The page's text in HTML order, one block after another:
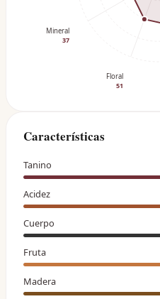
Floral
51
Mineral
37
Características
Tanino
Acidez
Cuerpo
Fruta
Madera